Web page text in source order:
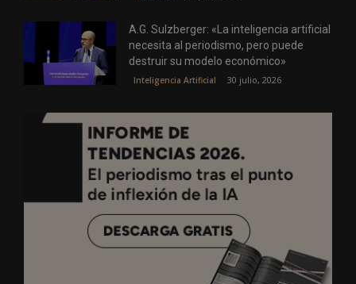
A.G. Sulzberger: «La inteligencia artificial
necesita al periodismo, pero puede
destruir su modelo económico»
Inteligencia Artificial 30 julio, 2026